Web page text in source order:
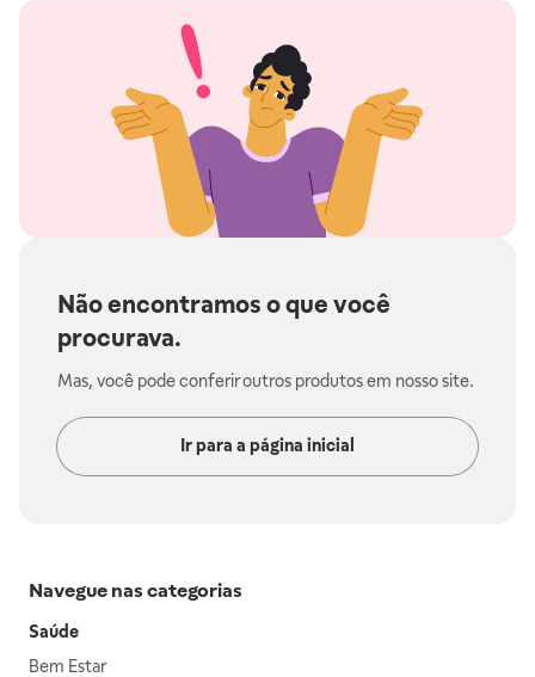
Não encontramos o que você
procurava.
Mas, você pode conferir outros produtos em nosso site.
Ir para a página inicial
Navegue nas categorias
Saúde
Bem Estar